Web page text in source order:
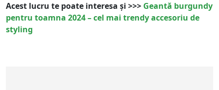
Acest lucru te poate interesa și >>> Geantă burgundy
pentru toamna 2024 – cel mai trendy accesoriu de
styling